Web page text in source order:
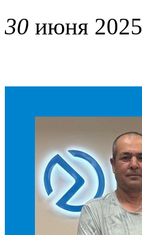
30 июня 2025